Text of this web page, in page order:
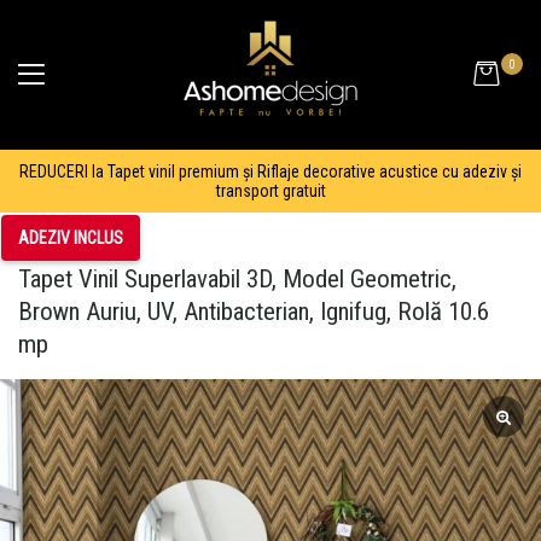
0
REDUCERI la Tapet vinil premium și Riflaje decorative acustice cu adeziv și
transport gratuit
ADEZIV INCLUS
Tapet Vinil Superlavabil 3D, Model Geometric,
Brown Auriu, UV, Antibacterian, Ignifug, Rolă 10.6
mp